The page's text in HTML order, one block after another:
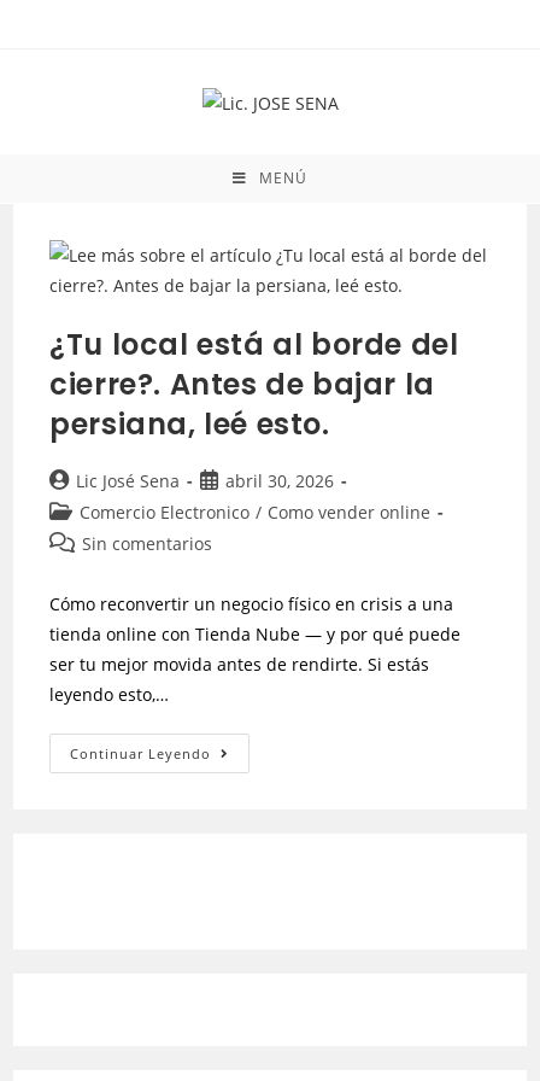
MENÚ
¿Tu local está al borde del
cierre?. Antes de bajar la
persiana, leé esto.
Lic José Sena
abril 30, 2026
Comercio Electronico / Como vender online
Sin comentarios
Cómo reconvertir un negocio físico en crisis a una
tienda online con Tienda Nube — y por qué puede
ser tu mejor movida antes de rendirte. Si estás
leyendo esto,…
Continuar Leyendo